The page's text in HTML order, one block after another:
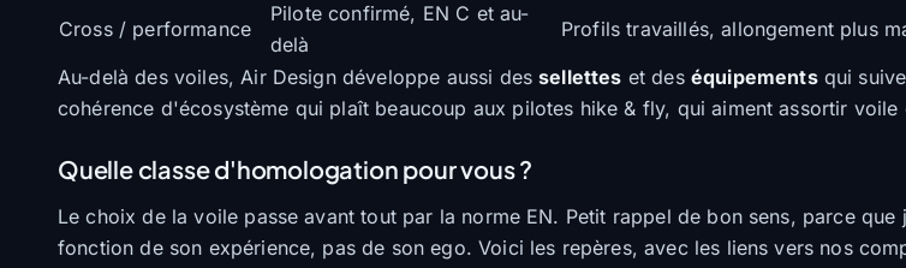
Cross / performance
Pilote confirmé, EN C et au-
delà
Profils travaillés, allongement plus
Au-delà des voiles, Air Design développe aussi dessellettes et des équipementsqui
cohérence d'écosystème qui plaît beaucoup aux pilotes hike & fly, qui aiment assortir
Quelle classe d'homologation pour vous ?
Le choix de la voile passe avant tout par la norme EN. Petit rappel de bon sens, parce
fonction de son expérience, pas de son ego. Voici les repères, avec les liens vers nos